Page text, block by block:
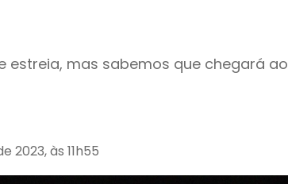
mas sabemos que chegará ao
2023, às 11h55